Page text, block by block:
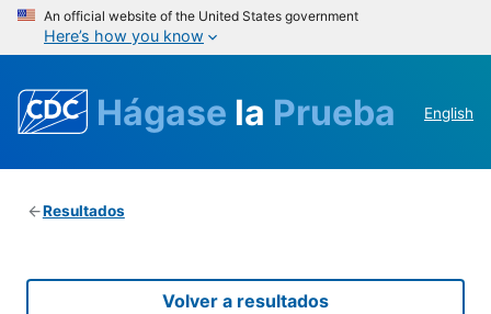
An official website of the United States government
Here’s how you know
Hágase la Prueba English
Resultados
Volver a resultados